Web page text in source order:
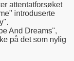
attentatforsøket
introduserte
And Dreams",
på det som nylig